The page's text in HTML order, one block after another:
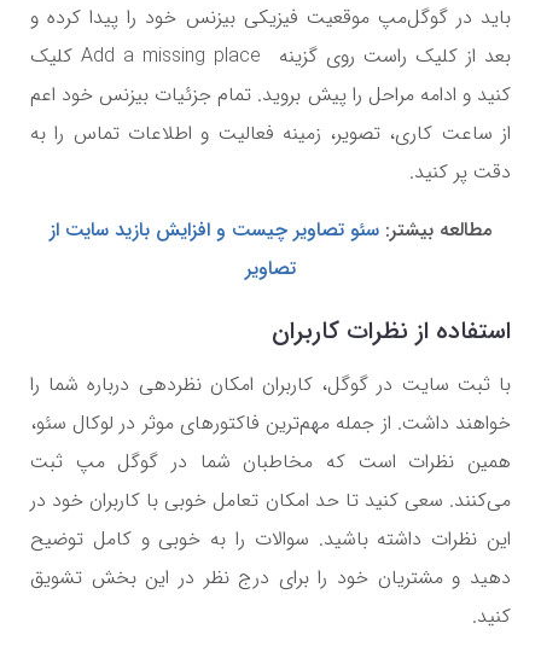
باید در گوگل‌مپ موقعیت فیزیکی بیزنس خود را پیدا کرده و
بعد از کلیک راست روی گزینه Add a missing place کلیک
کنید و ادامه مراحل را پیش بروید. تمام جزئیات بیزنس خود اعم
از ساعت کاری، تصویر، زمینه فعالیت و اطلاعات تماس را به
دقت پر کنید.
مطالعه بیشتر: سئو تصاویر چیست و افزایش بازید سایت از
تصاویر
استفاده از نظرات کاربران
با ثبت سایت در گوگل، کاربران امکان نظردهی درباره شما را
خواهند داشت. از جمله مهم‌ترین فاکتورهای موثر در لوکال سئو،
همین نظرات است که مخاطبان شما در گوگل مپ ثبت
می‌کنند. سعی کنید تا حد امکان تعامل خوبی با کاربران خود در
این نظرات داشته باشید. سوالات را به خوبی و کامل توضیح
دهید و مشتریان خود را برای درج نظر در این بخش تشویق
کنید.